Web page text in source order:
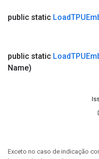
public static Load
public static Load
Name)
Exceto no caso de indicação